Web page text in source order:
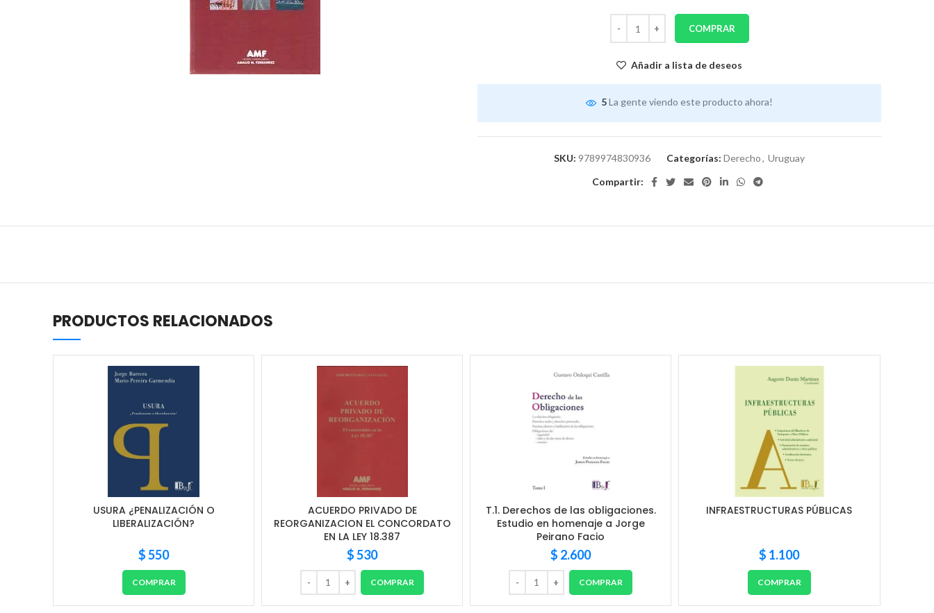
COMPRAR
Añadir a lista de deseos
5La gente viendo este producto ahora!
SKU: 9789974830936 Categorías: Derecho, Uruguay
Compartir:
PRODUCTOS RELACIONADOS
USURA ¿PENALIZACIÓN O
LIBERALIZACIÓN?
$550
COMPRAR
ACUERDO PRIVADO DE
REORGANIZACION EL CONCORDATO
EN LA LEY 18.387
$530
COMPRAR
T.1. Derechos de las obligaciones.
Estudio en homenaje a Jorge
Peirano Facio
$ 2.600
COMPRAR
INFRAESTRUCTURAS PÚBLICAS
$ 1.100
COMPRAR